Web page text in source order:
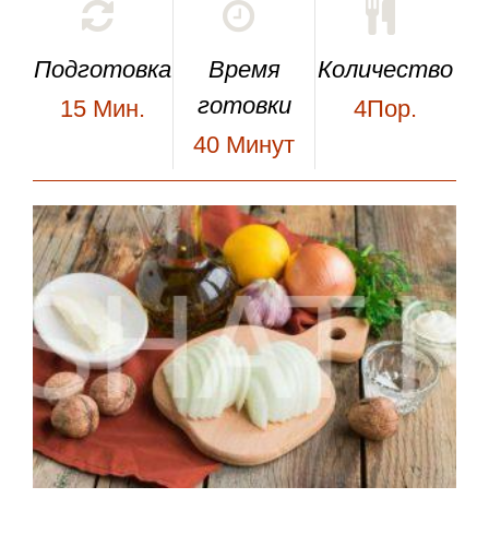
Подготовка
15 Мин.
Время
готовки
40 Минут
Количество
4Пор.